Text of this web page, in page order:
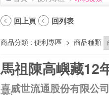
回上頁 回列表
商品分類 : 便利專區 > 商品種類
馬祖陳高嶼藏12
喜威世流通股份有限公